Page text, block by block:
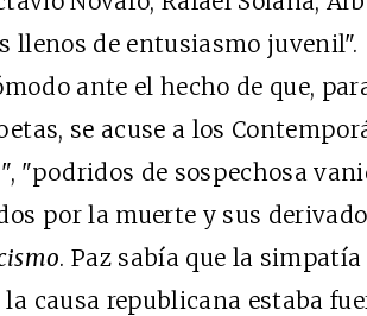
llenos de entusiasmo juvenil".
ante el hecho de que,
se acuse a los
"podridos de sospechosa
por la muerte y sus
. Paz sabía que la simpatía
causa republicana estaba